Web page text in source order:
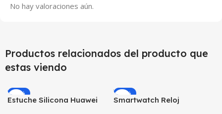
No hay valoraciones aún.
Productos relacionados del producto que
estas viendo
-12%
Estuche Silicona Huawei
-10%
Smartwatch Reloj